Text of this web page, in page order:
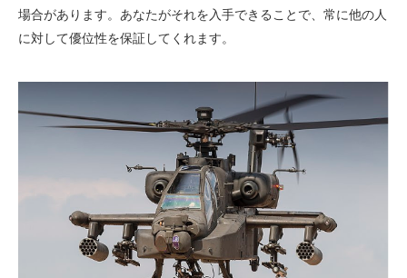
場合があります。あなたがそれを入手できることで、常に他の人
に対して優位性を保証してくれます。